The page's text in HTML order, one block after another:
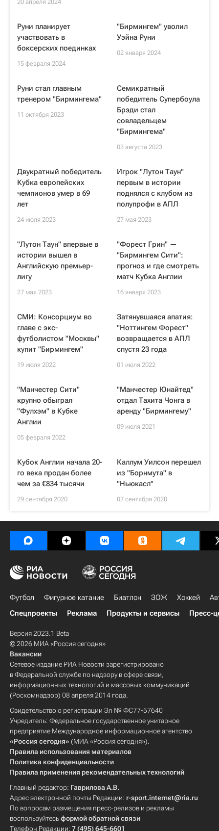
20 апреля 2024
Руни планирует
участвовать в
боксерских поединках
15 февраля 2024
"Бирмингем" уволил
Уэйна Руни
02 января 2024
Руни стал главным
тренером "Бирмингема"
11 октября 2023
Семикратный
победитель Супербоула
Брэди стал
совладельцем
"Бирмингема"
03 августа 2023
Двукратный победитель
Кубка европейских
чемпионов умер в 69
лет
24 июля 2023
Игрок "Лутон Таун"
первым в истории
поднялся с клубом из
полупрофи в АПЛ
27 мая 2023
"Лутон Таун" впервые в
истории вышел в
Английскую премьер-
лигу
27 мая 2023
"Форест Грин" —
"Бирмингем Сити":
прогноз и где смотреть
матч Кубка Англии
16 января 2023
СМИ: Консорциум во
главе с экс-
футболистом "Москвы"
купит "Бирмингем"
19 июля 2022
Затянувшаяся апатия:
"Ноттингем Форест"
возвращается в АПЛ
спустя 23 года
01 июля 2022
"Манчестер Сити"
крупно обыграл
"Фулхэм" в Кубке
Англии
05 февраля 2022
"Манчестер Юнайтед"
отдал Тахита Чонга в
аренду "Бирмингему"
09 июля 2021
Кубок Англии начала 20-
го века продан более
чем за €834 тысячи
29 сентября 2020
Каллум Уилсон перешел
из "Борнмута" в
"Ньюкасл"
07 сентября 2020
Футбол Фигурное катание Биатлон ЗОЖ Хоккей
Спецпроекты
Реклама Продукты и сервисы Пресс-
Версия 2023.1 Beta
© 2026 МИА «Россия сегодня»
Вакансии
Сетевое издание РИА Новости зарегистрировано
в Федеральной службе по надзору в сфере связи,
информационных технологий и массовых коммуникаций
(Роскомнадзор) 08 апреля 2014 года.
Свидетельство о регистрации Эл № ФС77-57640
Учредитель: Федеральное государственное унитарное
предприятие Международное информационное агентство
«Россия сегодня» (МИА «Россия сегодня»).
Правила использования материалов
Политика конфиденциальности
Правила применения рекомендательных технологий
Главный редактор: Гаврилова А.В.
Адрес электронной почты Редакции: r-sport.internet@ria.ru
По вопросам размещения пресс-релизов и рекламы
воспользуйтесьформой обратной связи
Телефон Редакции: 7 (495) 645-6601